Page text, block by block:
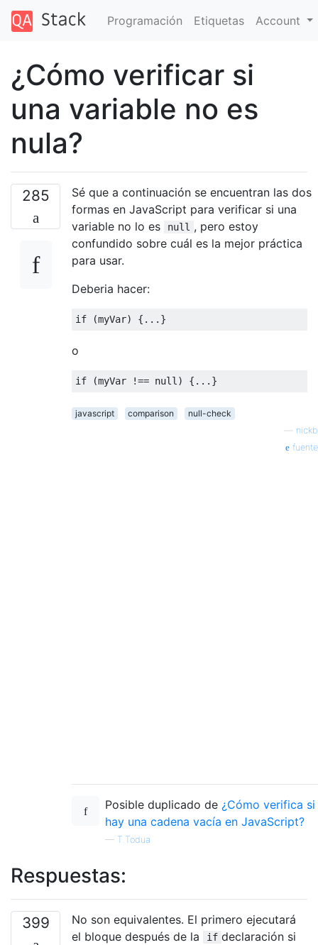
Programación Etiquetas Account
¿Cómo verificar si
una variable no es
nula?
285
Sé que a continuación se encuentran las dos
formas en JavaScript para verificar si una
variable no lo es
null , pero estoy
confundido sobre cuál es la mejor práctica
para usar.
Deberia hacer:
if (myVar) {...}
o
if (myVar !== null ) {...}
javascript comparison
null-check
nickb
fuente
Posible duplicado de ¿Cómo verifica si
hay una cadena vacía en JavaScript?
— T.Todua
Respuestas:
399
No son equivalentes. El primero ejecutará
el bloque después de la
if declaración si